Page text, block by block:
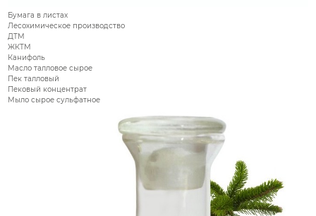
Бумага в листах
Лесохимическое производство
ДТМ
ЖКТМ
Канифоль
Масло талловое сырое
Пек талловый
Пековый концентрат
Мыло сырое сульфатное